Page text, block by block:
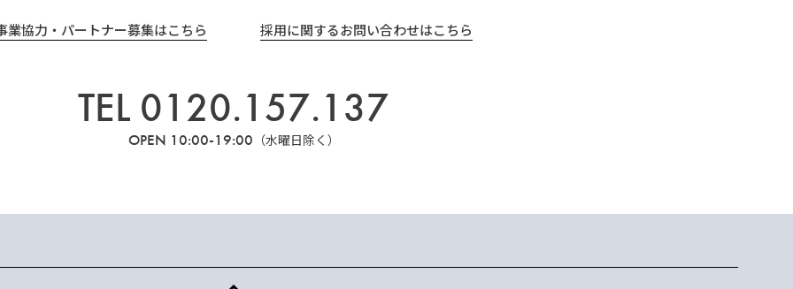
業協力・パートナー募集はこちら 採用に関するお問い合わせはこちら
TEL 0120.157.137
OPEN 10:00-19:00 （水曜日除く）